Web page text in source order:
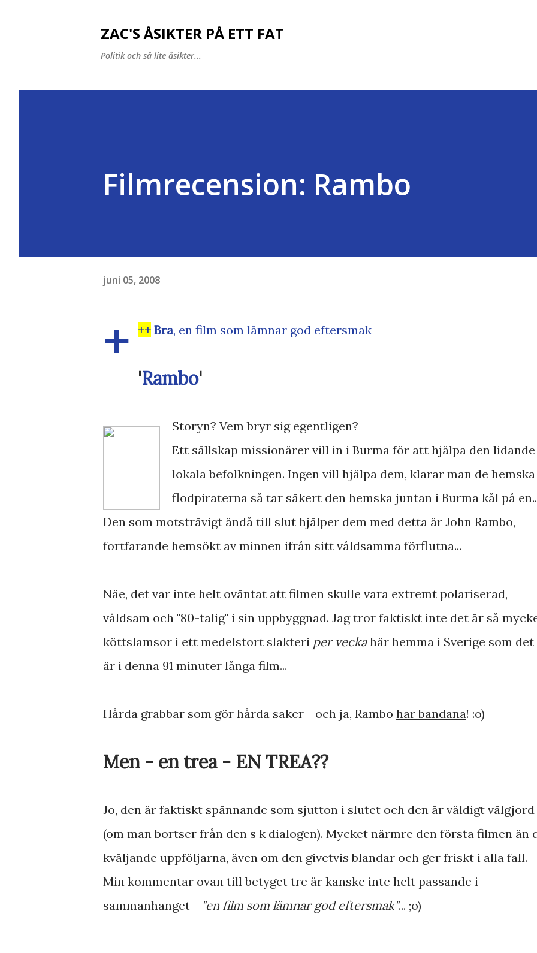
ZAC'S ÅSIKTER PÅ ETT FAT
Politik och så lite åsikter...
Filmrecension: Rambo
juni 05, 2008
+ ++ Bra, en film som lämnar god eftersmak
'Rambo'
Storyn? Vem bryr sig egentligen?
Ett sällskap missionärer vill in i Burma för att hjälpa den lidande
lokala befolkningen. Ingen vill hjälpa dem, klarar man de hemska
flodpiraterna så tar säkert den hemska juntan i Burma kål på
Den som motsträvigt ändå till slut hjälper dem med detta är John Rambo,
fortfarande hemsökt av minnen ifrån sitt våldsamma förflutna...
Näe, det var inte helt oväntat att filmen skulle vara extremt polariserad,
våldsam och "80-talig" i sin uppbyggnad. Jag tror faktiskt inte det är så
köttslamsor i ett medelstort slakteri per veckahär hemma i Sverige som det
är i denna 91 minuter långa film...
Hårda grabbar som gör hårda saker - och ja, Rambo har bandana! :o)
Men - en trea - EN TREA??
Jo, den är faktiskt spännande som sjutton i slutet och den är väldigt välgjord
(om man bortser från den s k dialogen). Mycket närmre den första filmen än
kväljande uppföljarna, även om den givetvis blandar och ger friskt i alla fall.
Min kommentar ovan till betyget tre är kanske inte helt passande i
sammanhanget - "en film som lämnar god eftersmak"... ;o)